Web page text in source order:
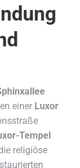
einer Luxor
Tempel
religiöse